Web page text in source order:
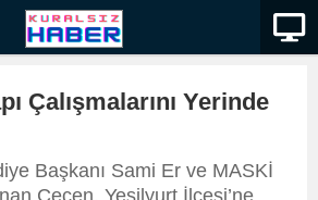
Çalışmalarını Yerinde
Başkanı Sami Er ve MASKİ
Çeçen, Yeşilyurt İlçesi’ne